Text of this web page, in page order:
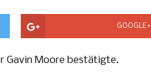
GOOGLE+
Gavin Moore bestätigte.